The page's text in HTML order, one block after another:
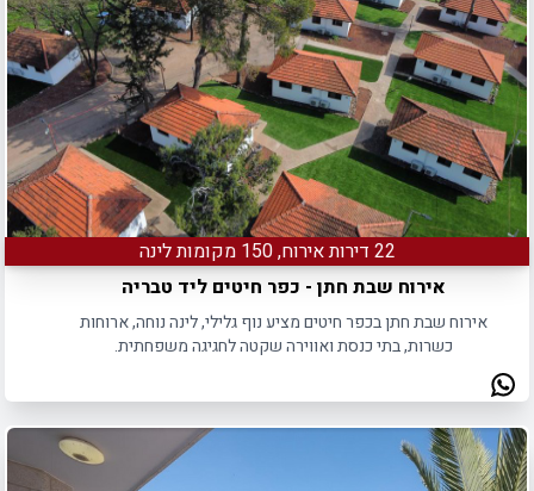
22 דירות אירוח, 150 מקומות לינה
אירוח שבת חתן - כפר חיטים ליד טבריה
אירוח שבת חתן בכפר חיטים מציע נוף גלילי, לינה נוחה, ארוחות
כשרות, בתי כנסת ואווירה שקטה לחגיגה משפחתית.